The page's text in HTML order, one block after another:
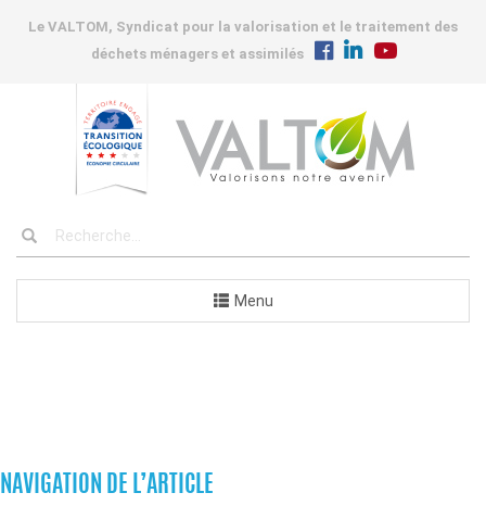
Le VALTOM, Syndicat pour la valorisation et le traitement des
déchets ménagers et assimilés
Menu
NAVIGATION DE L’ARTICLE